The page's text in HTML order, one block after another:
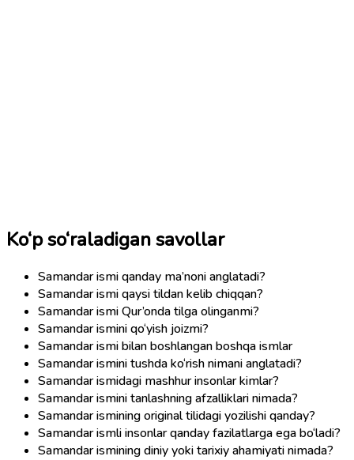
Ko‘p so‘raladigan savollar
Samandar ismi qanday ma’noni anglatadi?
Samandar ismi qaysi tildan kelib chiqqan?
Samandar ismi Qur’onda tilga olinganmi?
Samandar ismini qo‘yish joizmi?
Samandar ismi bilan boshlangan boshqa ismlar
Samandar ismini tushda ko‘rish nimani anglatadi?
Samandar ismidagi mashhur insonlar kimlar?
Samandar ismini tanlashning afzalliklari nimada?
Samandar ismining original tilidagi yozilishi qanday?
Samandar ismli insonlar qanday fazilatlarga ega bo‘ladi?
Samandar ismining diniy yoki tarixiy ahamiyati nimada?